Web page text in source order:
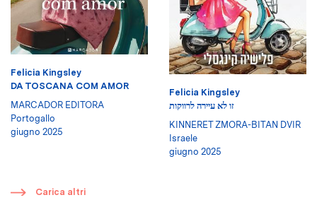
Felicia Kingsley
DA TOSCANA COM AMOR
MARCADOR EDITORA
Portogallo
giugno 2025
Felicia Kingsley
זו לא עיירה לרווקות
KINNERET ZMORA-BITAN DVIR
Israele
giugno 2025
​ Carica altri